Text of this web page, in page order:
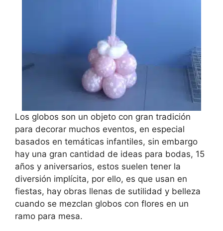
Los globos son un objeto con gran tradición
para decorar muchos eventos, en especial
basados en temáticas infantiles, sin embargo
hay una gran cantidad de ideas para bodas, 15
años y aniversarios, estos suelen tener la
diversión implícita, por ello, es que usan en
fiestas, hay obras llenas de sutilidad y belleza
cuando se mezclan globos con flores en un
ramo para mesa.